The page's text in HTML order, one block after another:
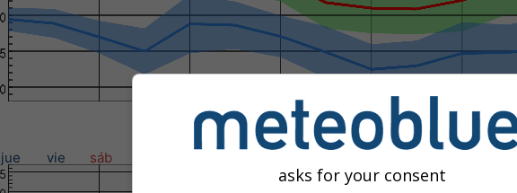
Precipitación (mm) / Probabilidad de precipitación (%)
jue
vie sáb
asks for your consent